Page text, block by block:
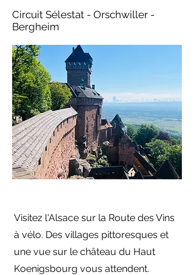
Circuit Sélestat - Orschwiller -
Bergheim
Visitez l'Alsace sur la Route des Vins
à vélo. Des villages pittoresques et
une vue sur le château du Haut
Koenigsbourg vous attendent.